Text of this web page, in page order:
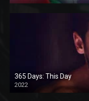
365 Days: This Day
2022